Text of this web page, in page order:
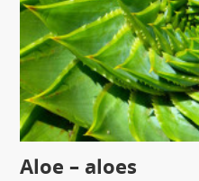
Aloe – aloes